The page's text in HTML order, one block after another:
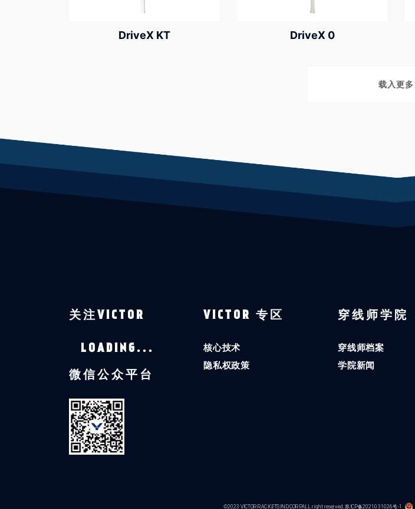
DriveX KT DriveX 0
载入更多
关注VICTOR
LOADING...
微信公众平台
VICTOR 专区
核心技术
隐私权政策
穿线师学院
穿线师档案
学院新闻
©2023 VICTOR RACKETS IND CORP.ALL right reserved.苏ICP备2021031026号-1